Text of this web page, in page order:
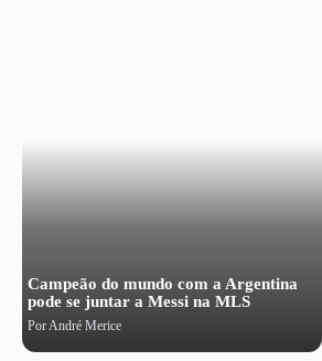
Campeão do mundo com a Argentina
pode se juntar a Messi na MLS
PorAndré Merice